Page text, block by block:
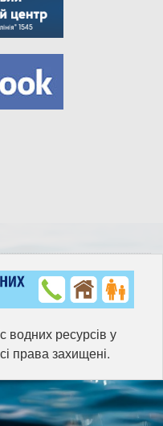
водних ресурсів у
права захищені.